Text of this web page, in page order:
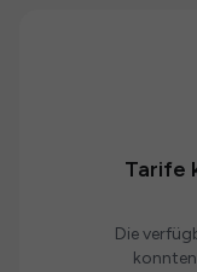
Tarife
Die